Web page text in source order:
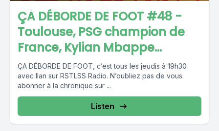
ÇA DÉBORDE DE FOOT #48 -
Toulouse, PSG champion de
France, Kylian Mbappe...
ÇA DÉBORDE DE FOOT, c’est tous les jeudis à 19h30
avec Ilan sur RSTLSS Radio. N’oubliez pas de vous
abonner à la chronique sur ...
Listen